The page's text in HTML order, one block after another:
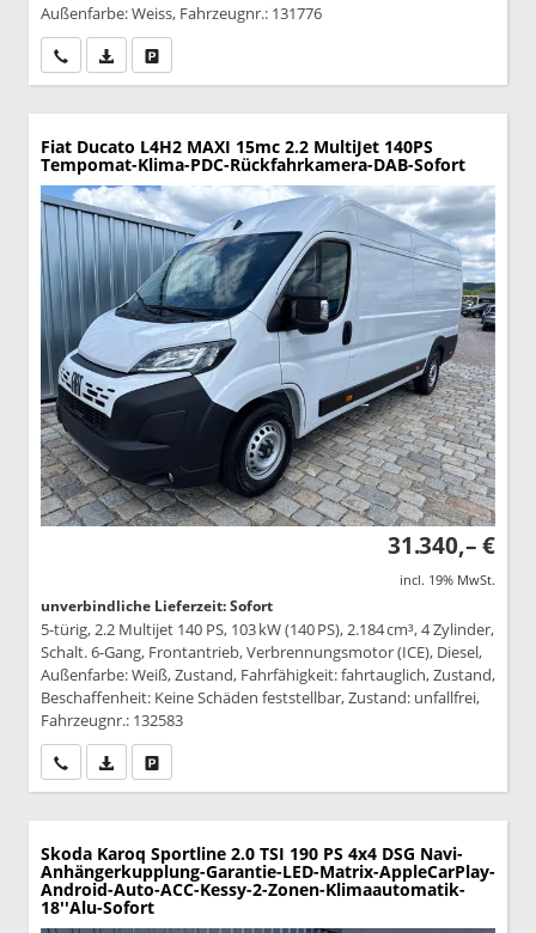
Außenfarbe: Weiss, Fahrzeugnr.: 131776
Wir rufen Sie anPDF-Datei, Fahrzeugexposé drucken
Fiat Ducato L4H2 MAXI 15mc 2.2 MultiJet 140PS
Tempomat-Klima-PDC-Rückfahrkamera-DAB-Sofort
31.340,– €
incl. 19% MwSt.
unverbindliche Lieferzeit: Sofort
5-türig, 2.2 Multijet 140 PS, 103 kW (140 PS), 2.184 cm³, 4 Zylinder,
Schalt. 6-Gang, Frontantrieb, Verbrennungsmotor (ICE), Diesel,
Außenfarbe: Weiß, Zustand, Fahrfähigkeit: fahrtauglich, Zustand,
Beschaffenheit: Keine Schäden feststellbar, Zustand: unfallfrei,
Fahrzeugnr.: 132583
Wir rufen Sie anPDF-Datei, Fahrzeugexposé drucken
Skoda Karoq Sportline 2.0 TSI 190 PS 4x4 DSG Navi-
Anhängerkupplung-Garantie-LED-Matrix-AppleCarPlay-
Android-Auto-ACC-Kessy-2-Zonen-Klimaautomatik-
18''Alu-Sofort